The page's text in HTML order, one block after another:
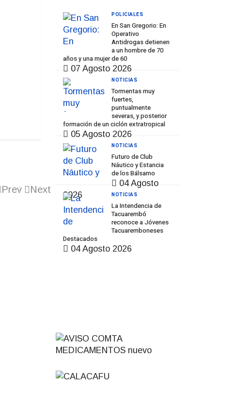
Prev Next
En San Gregorio: En
Operativo
Antidrogas detienen
a un hombre de 70
años y una mujer de 60
07 Agosto 2026
POLICIALES
Tormentas muy
fuertes,
puntualmente
severas, y posterior
formación de un ciclón extratropical
05 Agosto 2026
NOTICIAS
Futuro de Club
Náutico y Estancia
de los Bálsamo
04 Agosto
2026
NOTICIAS
La Intendencia de
Tacuarembó
reconoce a Jóvenes
Tacuaremboneses
Destacados
04 Agosto 2026
NOTICIAS